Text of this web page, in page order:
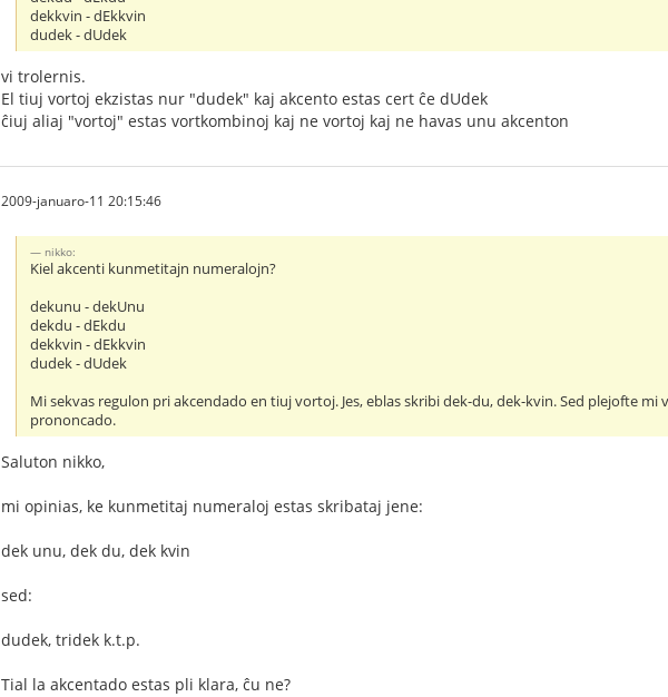
dekkvin - dEkkvin
dudek - dUdek
vi trolernis.
El tiuj vortoj ekzistas nur "dudek" kaj akcento estas cert ĉe dUdek
ĉiuj aliaj "vortoj" estas vortkombinoj kaj ne vortoj kaj ne havas unu akcenton
2009-januaro-11 20:15:46
nikko:
Kiel akcenti kunmetitajn numeralojn?
dekunu - dekUnu
dekdu - dEkdu
dekkvin - dEkkvin
dudek - dUdek
Mi sekvas regulon pri akcendado en tiuj vortoj. Jes, eblas skribi dek-du, dek-kvin. Sed plejofte
prononcado.
Saluton nikko,
mi opinias, ke kunmetitaj numeraloj estas skribataj jene:
dek unu, dek du, dek kvin
sed:
dudek, tridek k.t.p.
Tial la akcentado estas pli klara, ĉu ne?